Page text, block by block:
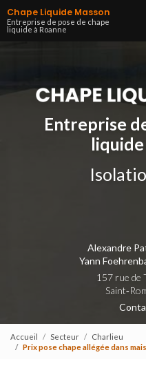
Aller
au
contenu
Chape Liquide Masson
Entreprise de pose de chape
liquide à Roanne
Entreprise
liquide
Alexandre
Yann
157 rue de
Accueil Secteur
Charlieu
Prix pose chape allégée dans